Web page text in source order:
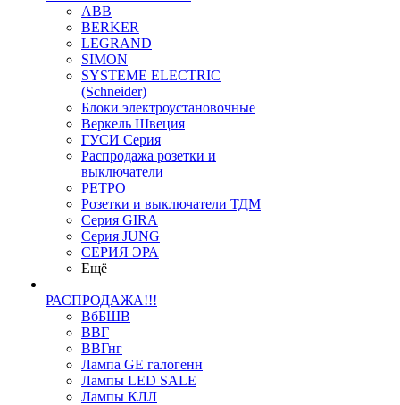
ABB
BERKER
LEGRAND
SIMON
SYSTEME ELECTRIC
(Schneider)
Блоки электроустановочные
Веркель Швеция
ГУСИ Серия
Распродажа розетки и
выключатели
РЕТРО
Розетки и выключатели ТДМ
Серия GIRA
Серия JUNG
СЕРИЯ ЭРА
Ещё
РАСПРОДАЖА!!!
ВбБШВ
ВВГ
ВВГнг
Лампа GE галогенн
Лампы LED SALE
Лампы КЛЛ